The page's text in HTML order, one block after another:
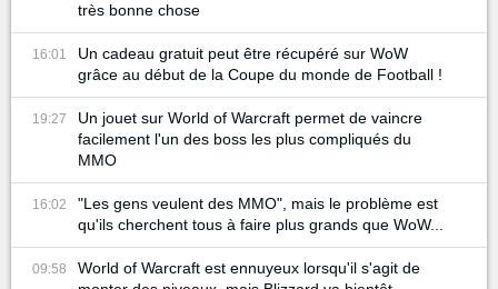
très bonne chose
16:01
Un cadeau gratuit peut être récupéré sur WoW
grâce au début de la Coupe du monde de Football !
19:27
Un jouet sur World of Warcraft permet de vaincre
facilement l'un des boss les plus compliqués du
MMO
16:02
"Les gens veulent des MMO", mais le problème est
qu'ils cherchent tous à faire plus grands que WoW...
09:58
World of Warcraft est ennuyeux lorsqu'il s'agit de